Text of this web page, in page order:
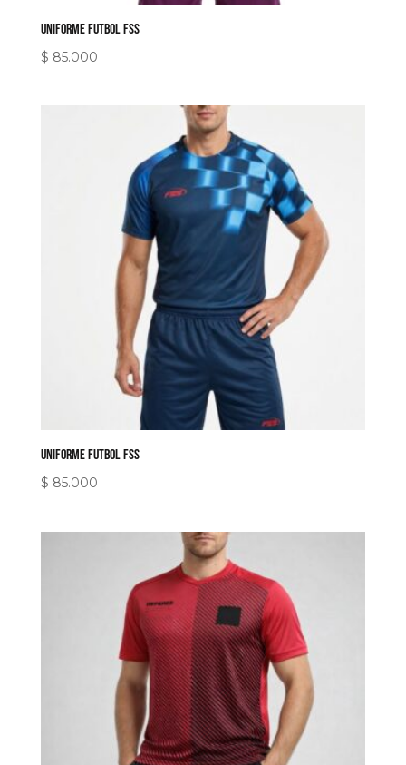
Uniforme Futbol FSS
$ 85.000
uniforme Futbol FSS
$ 85.000